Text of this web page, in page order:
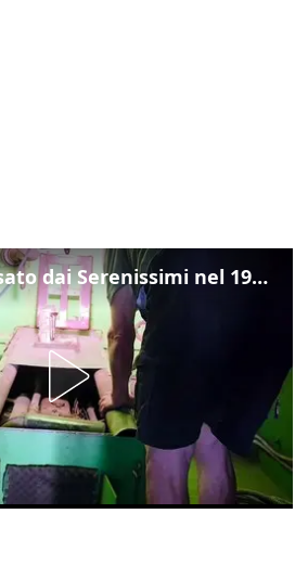
Ecco il tanko usato dai Serenissimi nel 1997 per il blitz a San Marco